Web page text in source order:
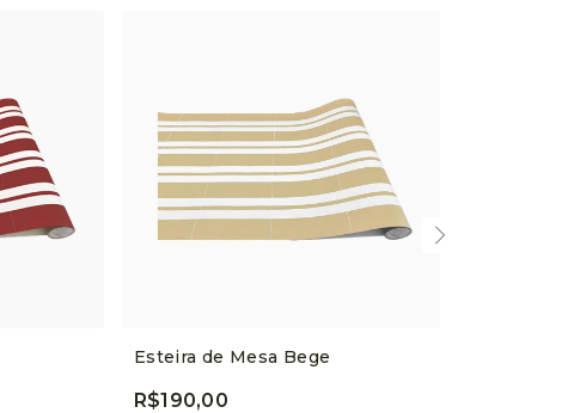
Esteira de Mesa Bege
R$190,00